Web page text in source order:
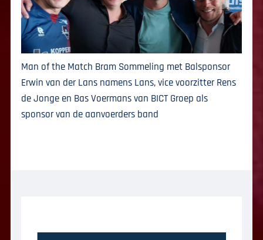
Man of the Match Bram Sommeling met Balsponsor
Erwin van der Lans namens Lans, vice voorzitter Rens
de Jonge en Bas Voermans van BICT Groep als
sponsor van de aanvoerders band